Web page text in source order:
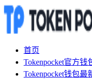
首页
Tokenpocket官方钱
Tokenpocket钱包最